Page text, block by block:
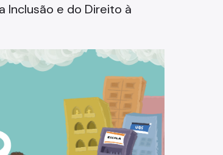
Inclusão e do Direito à